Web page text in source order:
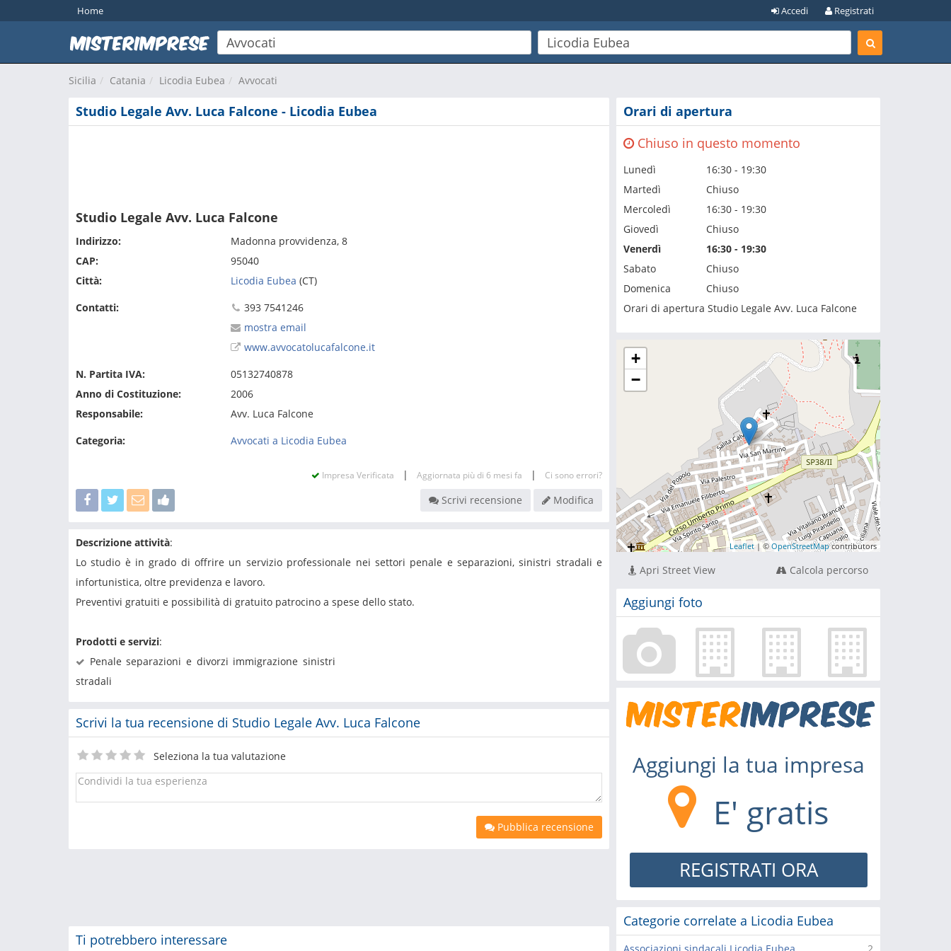
Home Registrati
Accedi
Sicilia Catania Licodia Eubea Avvocati
Studio Legale Avv. Luca Falcone - Licodia Eubea
Studio Legale Avv. Luca Falcone
Indirizzo:
Madonna provvidenza, 8
CAP:
95040
Città:
Licodia Eubea (CT)
Contatti:
393 7541246
mostra email
www.avvocatolucafalcone.it
N. Partita IVA:
05132740878
Anno di Costituzione:
2006
Responsabile:
Avv. Luca Falcone
Categoria:
Avvocati a Licodia Eubea
Impresa Verificata | Aggiornata più di 6 mesi fa | Ci sono errori?
Scrivi recensione Modifica
Descrizione attività:
Lo studio è in grado di offrire un servizio professionale nei settori penale e separazioni, sinistri stradali e
infortunistica, oltre previdenza e lavoro.
Preventivi gratuiti e possibilità di gratuito patrocino a spese dello stato.
Prodotti e servizi:
Penale separazioni e divorzi immigrazione sinistri
stradali
Scrivi la tua recensione di Studio Legale Avv. Luca Falcone
Seleziona la tua valutazione
Pubblica recensione
Ti potrebbero interessare
Orari di apertura
Chiuso in questo momento
Lunedì
16:30 - 19:30
Martedì
Chiuso
Mercoledì
16:30 - 19:30
Giovedì
Chiuso
Venerdì
16:30 - 19:30
Sabato
Chiuso
Domenica
Chiuso
Orari di apertura Studio Legale Avv. Luca Falcone
+
−
Leaflet | ©OpenStreetMapcontributors
Apri Street View Calcola percorso
Aggiungi foto
Aggiungi la tua impresa
E' gratis
REGISTRATI ORA
Categorie correlate a Licodia Eubea